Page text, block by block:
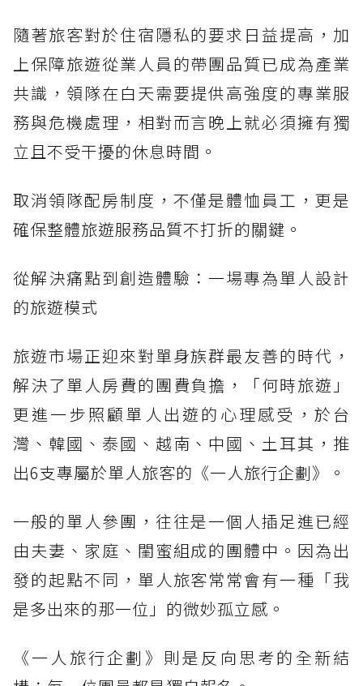
隨著旅客對於住宿隱私的要求日益提高，加
上保障旅遊從業人員的帶團品質已成為產業
共識，領隊在白天需要提供高強度的專業服
務與危機處理，相對而言晚上就必須擁有獨
立且不受干擾的休息時間。
取消領隊配房制度，不僅是體恤員工，更是
確保整體旅遊服務品質不打折的關鍵。
從解決痛點到創造體驗：一場專為單人設計
的旅遊模式
旅遊市場正迎來對單身族群最友善的時代，
解決了單人房費的團費負擔，「何時旅遊」
更進一步照顧單人出遊的心理感受，於台
灣、韓國、泰國、越南、中國、土耳其，推
出6支專屬於單人旅客的《一人旅行企劃》。
一般的單人參團，往往是一個人插足進已經
由夫妻、家庭、閨蜜組成的團體中。因為出
發的起點不同，單人旅客常常會有一種「我
是多出來的那一位」的微妙孤立感。
《一人旅行企劃》則是反向思考的全新結